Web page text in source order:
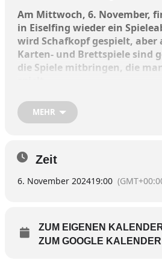
Am Mittwoch, 6. November,
in Eiselfing wieder ein
wird Schafkopf gespielt, aber
Karten- und Brettspiele sind
die Spiele mitbringen, die
Beginn ist um 19 Uhr. Jeder ist
Anfänger. Geselligkeit soll über
Ansprechpartner: Rainer
08071/9220846.
MEHR
Zeit
6. November 202419:00
ZUM EIGENEN
ZUM GOOGLE